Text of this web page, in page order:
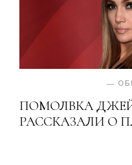
—
ПОМОЛВКА
РАССКАЗАЛИ О